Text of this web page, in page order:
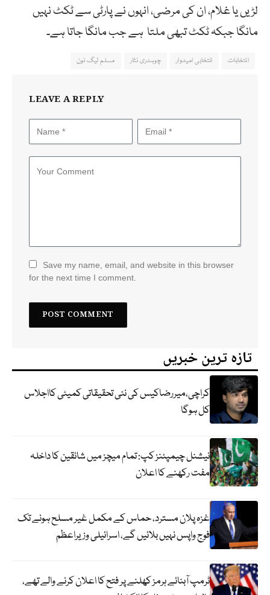
لڑیں یا غلام، ان کی مرضی، انہوں نے پارٹی سے ٹکٹ نہیں
مانگا جبکہ ٹکٹ تبھی ملتا ہے جب مانگا جاتا ہے۔
انتخابات انتخابی امیدوار چوہدری نثار مسلم لیگ نون
LEAVE A REPLY
Save my name, email, and website in this browser
for the next time I comment.
تازہ ترین خبریں
کراچی،میررضاکیس کی نئی تحقیقاتی کمیٹی کااجلاس
کل ہوگا
نیشنل چیمپئنز کپ: تمام میچز میں شائقین کا داخلہ
مفت رکھنے کا اعلان
غزہ پلان مسترد، حماس کے مکمل غیر مسلح ہونے تک
فوج واپس نہیں بلائیں گے، اسرائیلی وزیراعظم
ٹرمپ آبنائے ہرمز کھلنے پر فتح کا اعلان کرنے والے تھے،